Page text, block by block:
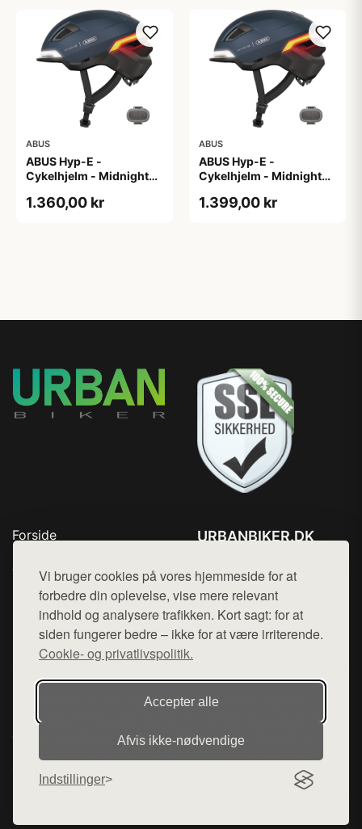
Vi bruger cookies på vores hjemmeside for at
forbedre din oplevelse, vise mere relevant
indhold og analysere trafikken. Kort sagt: for at
siden fungerer bedre – ikke for at være irriterende.
Cookie- og privatlivspolitik.
Accepter alle
Afvis ikke‑nødvendige
Indstillinger
ABUS
ABUS Hyp-E -
Cykelhjelm - Midnight
1.360,00 kr
ABUS
ABUS Hyp-E -
Cykelhjelm - Midnight
1.399,00 kr
Forside
Top Rabatter
Blog
Kontakt
URBANBIKER.DK
Mail: hej@want.dk
Cookie- og privatlivspolitik
Denne side er en del af want.dk, der udgiver en række
hjemmesider med præsentation af forskellige produkter fra
diverse webshops. Der sælges ikke varer fra denne side - vi
varerne på lager.